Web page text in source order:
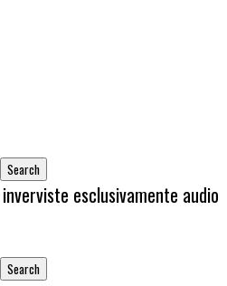
esclusivamente audio